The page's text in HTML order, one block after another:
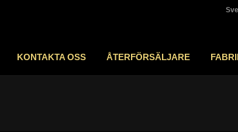
KONTAKTA OSS ÅTERFÖRSÄLJARE